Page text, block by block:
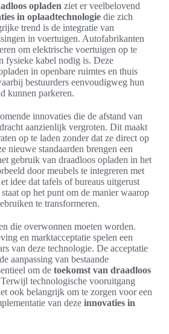
opladen ziet er veelbelovend
in oplaadtechnologie die zich
trend is de integratie van
in voertuigen. Autofabrikanten
om elektrische voertuigen op te
fysieke kabel nodig is. Deze
in openbare ruimtes en thuis
bestuurders eenvoudigweg hun
kunnen parkeren.
innovaties die de afstand van
aanzienlijk vergroten. Dit maakt
op te laden zonder dat ze direct op
nieuwe standaarden brengen een
gebruik van draadloos opladen in het
door meubels te integreren met
idee dat tafels of bureaus uitgerust
op het punt om de manier waarop
te transformeren.
die overwonnen moeten worden.
en marktacceptatie spelen een
van deze technologie. De acceptatie
aanpassing van bestaande
om de toekomst van draadloos
Terwijl technologische vooruitgang
ook belangrijk om te zorgen voor een
van deze innovaties in